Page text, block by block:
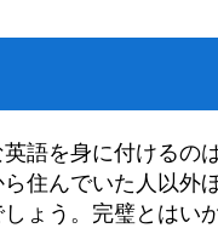
語を身に付けるの
住んでいた人以外
ょう。完璧とはい